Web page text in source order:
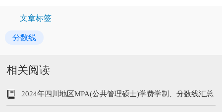
文章标签
分数线
相关阅读
2024年四川地区MPA(公共管理硕士)学费学制、分数线汇总